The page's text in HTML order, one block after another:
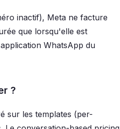
inactif), Meta ne facture
que lorsqu'elle est
WhatsApp du
?
sur les templates (per-